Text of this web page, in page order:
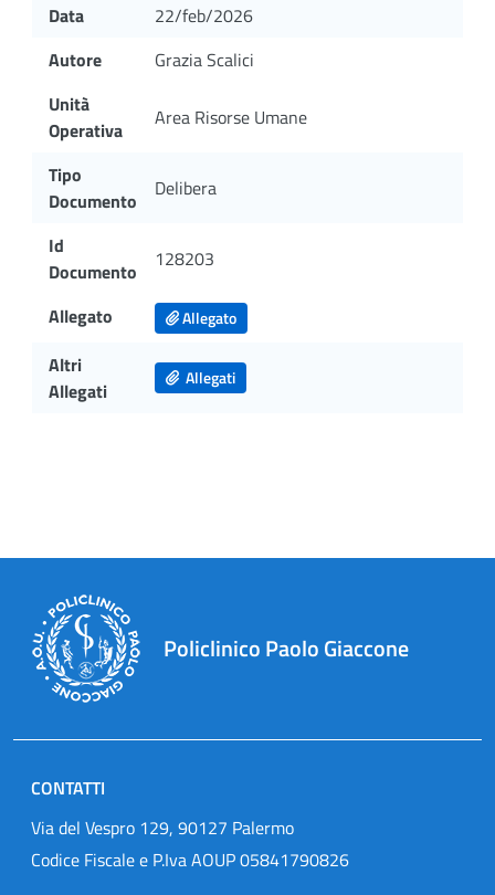
Data
22/feb/2026
Autore
Grazia Scalici
Unità
Operativa
Area Risorse Umane
Tipo
Documento
Delibera
Id
Documento
128203
Allegato Allegato
Altri
Allegati
Allegati
Policlinico Paolo Giaccone
CONTATTI
Via del Vespro 129, 90127 Palermo
Codice Fiscale e P.Iva AOUP 05841790826